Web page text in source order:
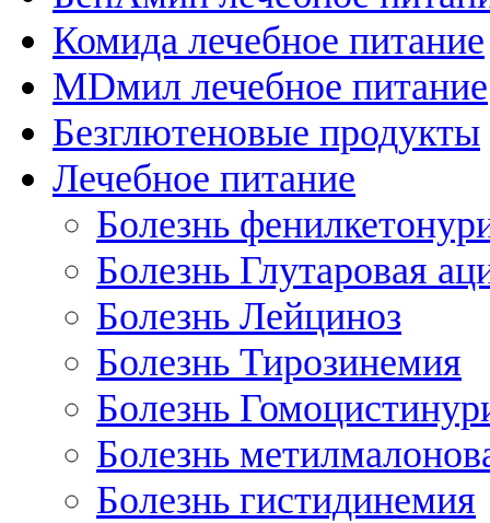
Комида лечебное питание
MDмил лечебное питание
Безглютеновые продукты
Лечебное питание
Болезнь
Болезнь Глутаровая
Болезнь Лейциноз
Болезнь Тирозинемия
Болезнь
Болезнь
Болезнь гистидинемия